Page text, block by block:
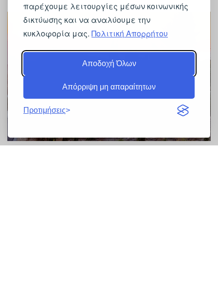
παρέχουμε λειτουργίες μέσων κοινωνικής
δικτύωσης και να αναλύουμε την
κυκλοφορία μας. Πολιτική Απορρήτου
Αποδοχή Όλων
Απόρριψη μη απαραίτητων
Προτιμήσεις